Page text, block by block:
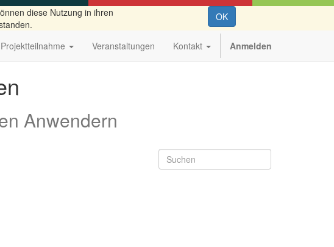
diese Nutzung in ihren
OK
Projektteilnahme Veranstaltungen Kontakt Anmelden
Anwendern